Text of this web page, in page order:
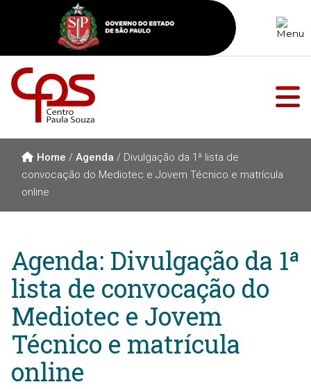
Home / Agenda / Divulgação da 1ª lista de
convocação do Mediotec e Jovem Técnico e matrícula
online
Agenda: Divulgação da 1ª
lista de convocação do
Mediotec e Jovem
Técnico e matrícula
online